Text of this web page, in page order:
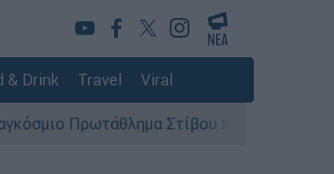
& Drink Travel Viral
Στίβου Κ20 Στον εισαγγελέα